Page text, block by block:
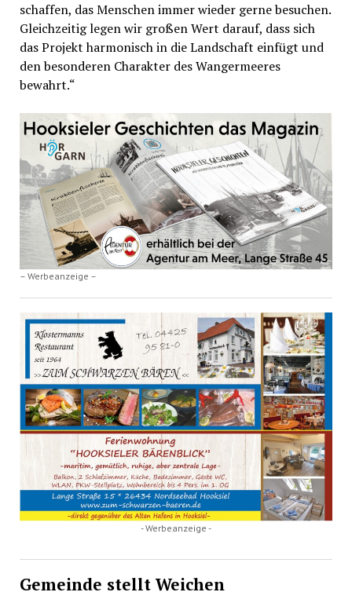
schaffen, das Menschen immer wieder gerne besuchen.
Gleichzeitig legen wir großen Wert darauf, dass sich
das Projekt harmonisch in die Landschaft einfügt und
den besonderen Charakter des Wangermeeres
bewahrt.“
– Werbeanzeige –
- Werbeanzeige -
Gemeinde stellt Weichen